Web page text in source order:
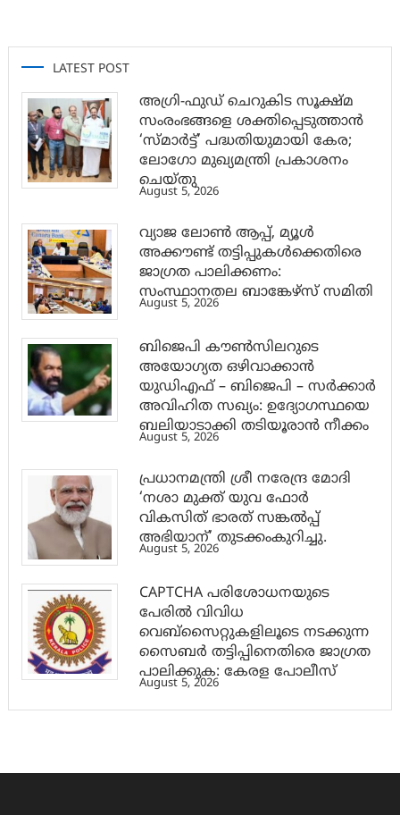
LATEST POST
അഗ്രി-ഫുഡ് ചെറുകിട സൂക്ഷ്മ
സംരംഭങ്ങളെ ശക്തിപ്പെടുത്താന്‍
‘സ്മാര്‍ട്ട്’ പദ്ധതിയുമായി കേര;
ലോഗോ മുഖ്യമന്ത്രി പ്രകാശനം
ചെയ്തു
August 5, 2026
വ്യാജ ലോൺ ആപ്പ്, മ്യൂൾ
അക്കൗണ്ട് തട്ടിപ്പുകൾക്കെതിരെ
ജാ​ഗ്രത പാലിക്കണം:
സംസ്ഥാനതല ബാങ്കേഴ്സ് സമിതി
August 5, 2026
ബിജെപി കൗൺസിലറുടെ
അയോഗ്യത ഒഴിവാക്കാൻ
യുഡിഎഫ് – ബിജെപി – സർക്കാർ
അവിഹിത സഖ്യം: ഉദ്യോഗസ്ഥയെ
ബലിയാടാക്കി തടിയൂരാൻ നീക്കം
August 5, 2026
പ്രധാനമന്ത്രി ശ്രീ നരേന്ദ്ര മോദി
‘നശാ മുക്ത് യുവ ഫോർ
വികസിത് ഭാരത് സങ്കൽപ്പ്
അഭിയാന്’ തുടക്കംകുറിച്ചു.
August 5, 2026
CAPTCHA പരിശോധനയുടെ
പേരില്‍ വിവിധ
വെബ്സൈറ്റുകളിലൂടെ നടക്കുന്ന
സൈബര്‍ തട്ടിപ്പിനെതിരെ ജാഗ്രത
പാലിക്കുക: കേരള പോലീസ്
August 5, 2026